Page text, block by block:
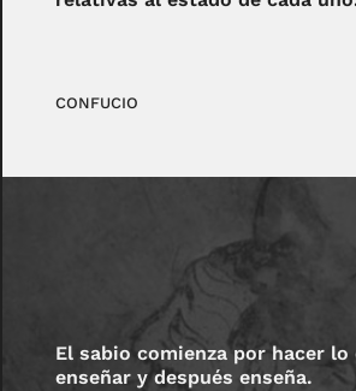
CONFUCIO
El sabio comienza por hacer lo
enseñar y después enseña.